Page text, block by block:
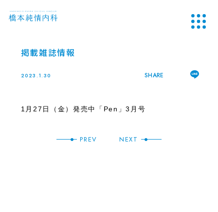
掲載雑誌情報
2023.1.30 SHARE
1月27日（金）発売中「Pen」3月号
PREV NEXT